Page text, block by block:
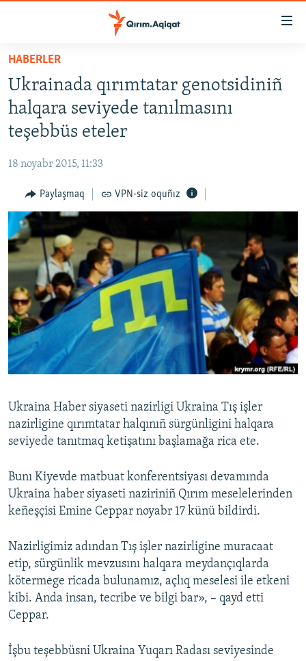
Esas
qaytmaq
Baş
navigatsiyağa
qaytmaq
Qıdıruvğa
qaytmaq
HABERLER
SİYASET
İQTİSADİYAT
MEDENİYET
İNSAN AQLARI
VİDEO
SÜRET
BLOGLAR
FİKİR
Русский
Українською
HABERLER
Ukrainada qırımtatar genotsidiniñ
halqara seviyede tanılmasını
teşebbüs eteler
18 noyabr 2015, 11:33
Paylaşmaq VPN-siz oquñız
Ukraina Haber siyaseti nazirligi Ukraina Tış işler
nazirligine qırımtatar halqınıñ sürgünligini halqara
seviyede tanıtmaq ketişatını başlamağa rica ete.
Bunı Kiyevde matbuat konferentsiyası devamında
Ukraina haber siyaseti naziriniñ Qırım meselelerinden
keñeşçisi Emine Ceppar noyabr 17 künü bildirdi.
Nazirligimiz adından Tış işler nazirligine muracaat
etip, sürgünlik mevzusını halqara meydançıqlarda
kötermege ricada bulunamız, açlıq meselesi ile etkeni
kibi. Anda insan, tecribe ve bilgi bar», – qayd etti
Ceppar.
İşbu teşebbüsni Ukraina Yuqarı Radası seviyesinde